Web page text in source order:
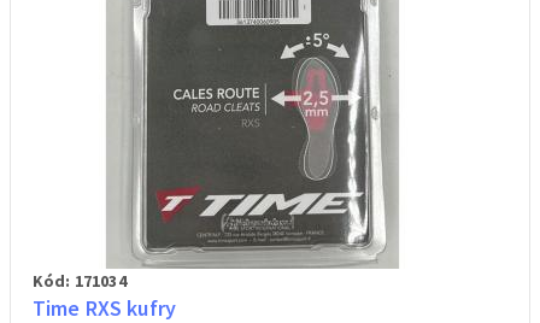
Kód: 171034
Time RXS kufry